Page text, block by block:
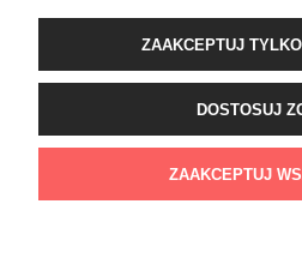
Wyposażenie łazienek Łazienki.eco |
sklep@lazienki.eco | Tel.: 600 012 164
Stoń | NIP: 6312213594 |
ZAAKCEPTUJ
DOSTOSUJ
ZAAKCEPTUJ